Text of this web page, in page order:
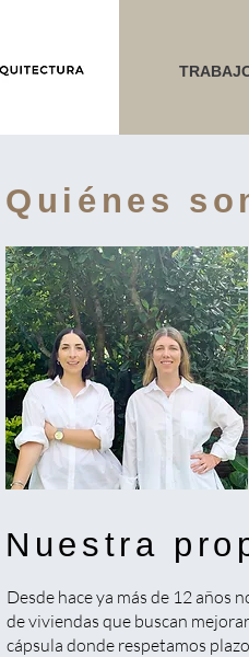
Quiénes
Desde hace ya más de 12 años
de viviendas que buscan
cápsula donde respetamos
Nuestra